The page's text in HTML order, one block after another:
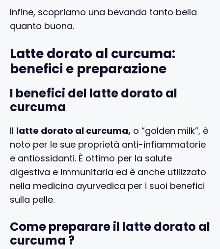
Infine, scopriamo una bevanda tanto bella
quanto buona.
Latte dorato al curcuma:
benefici e preparazione
I benefici del latte dorato al
curcuma
Il latte dorato al curcuma, o “golden milk”, è
noto per le sue proprietà anti-infiammatorie
e antiossidanti. È ottimo per la salute
digestiva e immunitaria ed è anche utilizzato
nella medicina ayurvedica per i suoi benefici
sulla pelle.
Come preparare il latte dorato al
curcuma ?